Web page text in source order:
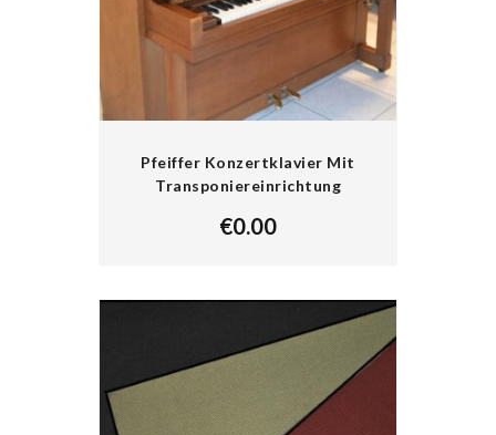
Pfeiffer Konzertklavier Mit
Transponiereinrichtung
€0.00